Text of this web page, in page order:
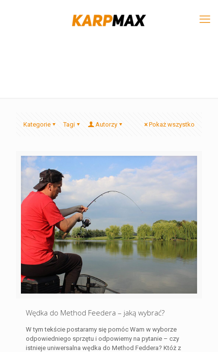
Kategorie Tagi Autorzy Pokaż wszystko
Wędka do Method Feedera – jaką wybrać?
W tym tekście postaramy się pomóc Wam w wyborze
odpowiedniego sprzętu i odpowiemy na pytanie – czy
istnieje uniwersalna wędka do Method Feddera? Któż z